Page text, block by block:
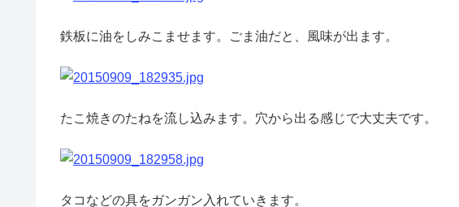
鉄板に油をしみこませます。ごま油だと、風味が出ます。
たこ焼きのたねを流し込みます。穴から出る感じで大丈夫です。
タコなどの具をガンガン入れていきます。